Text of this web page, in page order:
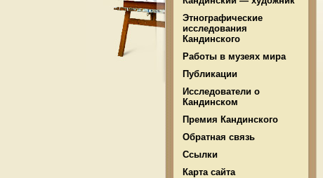
Этнографические
исследования
Кандинского
Работы в музеях мира
Публикации
Исследователи о
Кандинском
Премия Кандинского
Обратная связь
Ссылки
Карта сайта